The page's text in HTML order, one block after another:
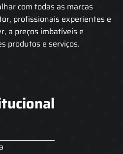
com todas as marcas
profissionais experientes e
a preços imbatíveis e
produtos e serviços.